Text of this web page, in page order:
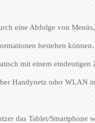
eine Abfolge von
bestehen können.
mit einem eindeutigen
Handynetz oder WLAN
das Tablet/Smartphone